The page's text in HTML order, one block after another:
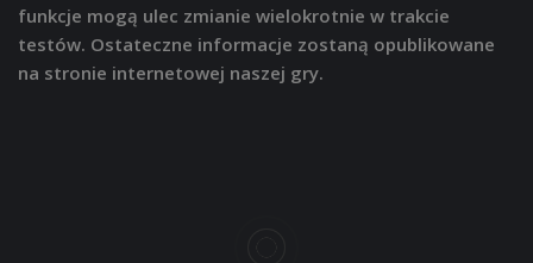
funkcje mogą ulec zmianie wielokrotnie w trakcie
testów. Ostateczne informacje zostaną opublikowane
na stronie internetowej naszej gry.